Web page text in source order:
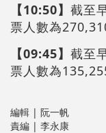
【10:50】 截至
票人數為
【09:45】 截至
票人數為
編輯 | 阮一帆
責編 | 李永康